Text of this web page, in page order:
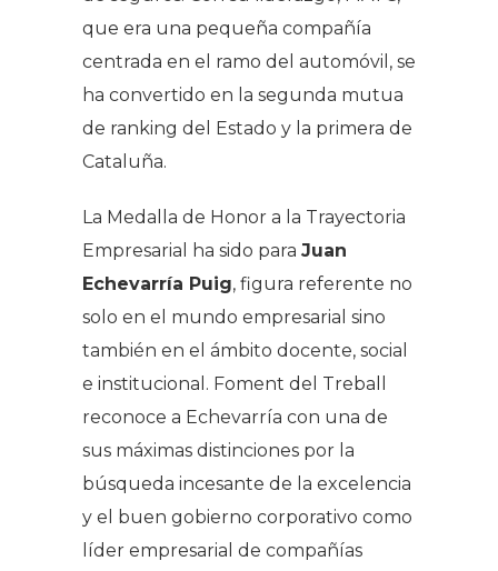
que era una pequeña compañía
centrada en el ramo del automóvil, se
ha convertido en la segunda mutua
de ranking del Estado y la primera de
Cataluña.
La Medalla de Honor a la Trayectoria
Empresarial ha sido para Juan
Echevarría Puig, figura referente no
solo en el mundo empresarial sino
también en el ámbito docente, social
e institucional. Foment del Treball
reconoce a Echevarría con una de
sus máximas distinciones por la
búsqueda incesante de la excelencia
y el buen gobierno corporativo como
líder empresarial de compañías